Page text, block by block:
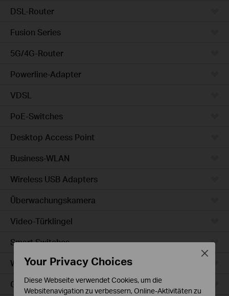
DSL-Router
Fusion Series
5G/4G-Router
Powerline-Adapter
VDSL
PoE-Switches
Desktop Access Point
Business-WLAN
Wireless USB Adapters
Überwachungskamera
Video-Türklingel
Smart Switches
WLAN-Steckdosen
Glühbirne & LED-Streifen
Your Privacy Choices
Diese Webseite verwendet Cookies, um die
Websitenavigation zu verbessern, Online-Aktivitäten zu
Close